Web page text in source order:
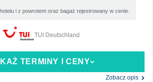
i z powrotem oraz bagaż rejestrowany w cenie.
TERMINY I CENY
Zobacz opis
TUI Deutschland